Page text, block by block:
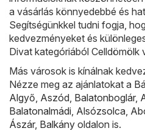
a vásárlás könnyedebbé és
Segítségünkkel tudni fogja,
kedvezményeket és
Divat kategóriából Celldömölk
Más városok is kínálnak
Nézze meg az ajánlatokat a
Algyő Aszód Balatonboglár,
Balatonalmádi Alsózsolca
Ászár, Balkány oldalon is.